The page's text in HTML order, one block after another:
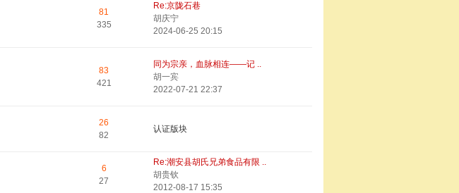
81
335
Re:京陇石巷
胡庆宁
2024-06-25 20:15
83
421
同为宗亲，血脉相连——记 ..
胡一宾
2022-07-21 22:37
26
82
认证版块
6
27
Re:潮安县胡氏兄弟食品有限 ..
胡贵钦
2012-08-17 15:35